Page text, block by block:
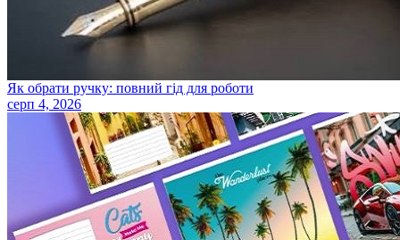
Як обрати ручку: повний гід для роботи
серп 4, 2026